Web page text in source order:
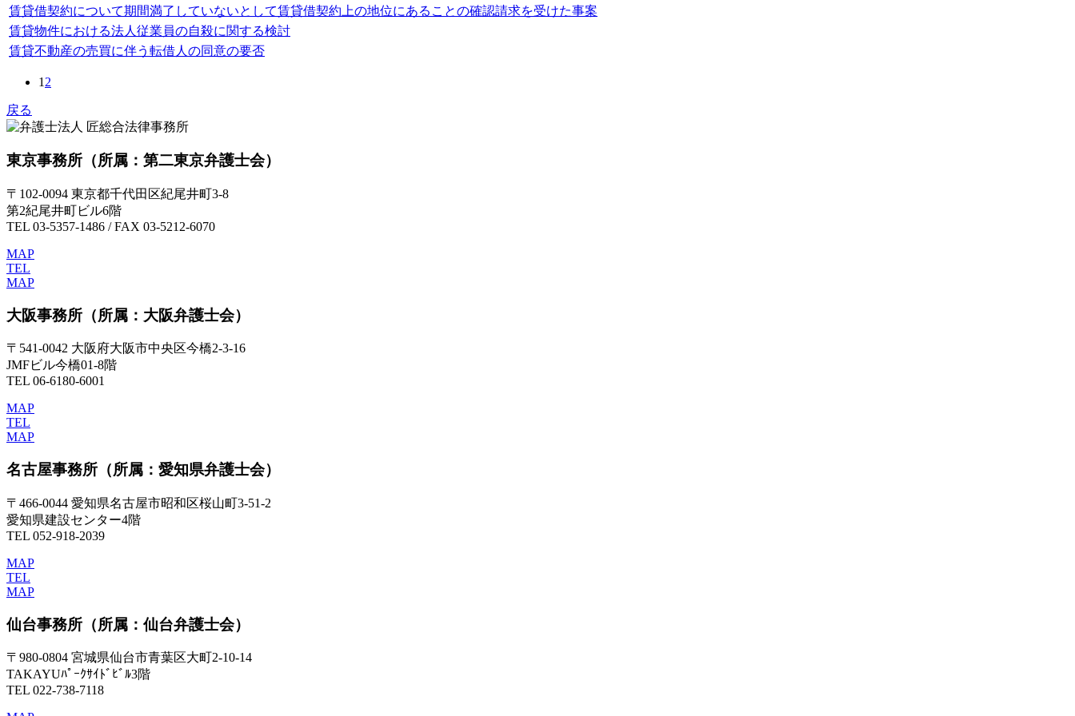
賃貸借契約について期間満了していないとして賃貸借契約上の地位にあることの確認請求を受けた事案
賃貸物件における法人従業員の自殺に関する検討
賃貸不動産の売買に伴う転借人の同意の要否
1 2
戻る
東京事務所 （所属：第二東京弁護士会）
〒102-0094 東京都千代田区紀尾井町3-8
第2紀尾井町ビル6階
TEL 03-5357-1486 / FAX 03-5212-6070
MAP
TEL
MAP
大阪事務所 （所属：大阪弁護士会）
〒541-0042 大阪府大阪市中央区今橋2-3-16
JMFビル今橋01-8階
TEL 06-6180-6001
MAP
TEL
MAP
名古屋事務所 （所属：愛知県弁護士会）
〒466-0044 愛知県名古屋市昭和区桜山町3-51-2
愛知県建設センター4階
TEL 052-918-2039
MAP
TEL
MAP
仙台事務所 （所属：仙台弁護士会）
〒980-0804 宮城県仙台市青葉区大町2-10-14
TAKAYUﾊﾟｰｸｻｲﾄﾞﾋﾞﾙ3階
TEL 022-738-7118